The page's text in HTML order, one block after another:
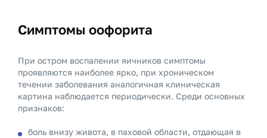
Симптомы оофорита
При остром воспалении яичников симптомы
проявляются наиболее ярко, при хроническом
течении заболевания аналогичная клиническая
картина наблюдается периодически. Среди основных
признаков:
боль внизу живота, в паховой области, отдающая в